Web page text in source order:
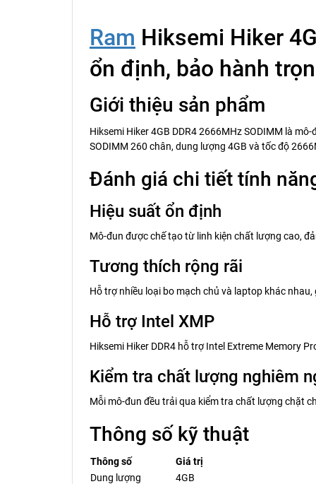
Ram Hiksemi Hiker
ổn định, bảo hành
Giới thiệu sản phẩm
Hiksemi Hiker 4GB DDR4 2666MHz SODIMM là
SODIMM 260 chân, dung lượng 4GB và tốc độ
Đánh giá chi tiết tính
Hiệu suất ổn định
Mô-đun được chế tạo từ linh kiện chất lượng cao,
Tương thích rộng rãi
Hỗ trợ nhiều loại bo mạch chủ và laptop khác
Hỗ trợ Intel XMP
Hiksemi Hiker DDR4 hỗ trợ Intel Extreme Memory
Kiểm tra chất lượng nghiêm
Mỗi mô-đun đều trải qua kiểm tra chất lượng chặt
Thông số kỹ thuật
Thông số
Giá trị
Dung lượng
4GB